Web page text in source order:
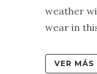
weather
wear in
VER MÁS